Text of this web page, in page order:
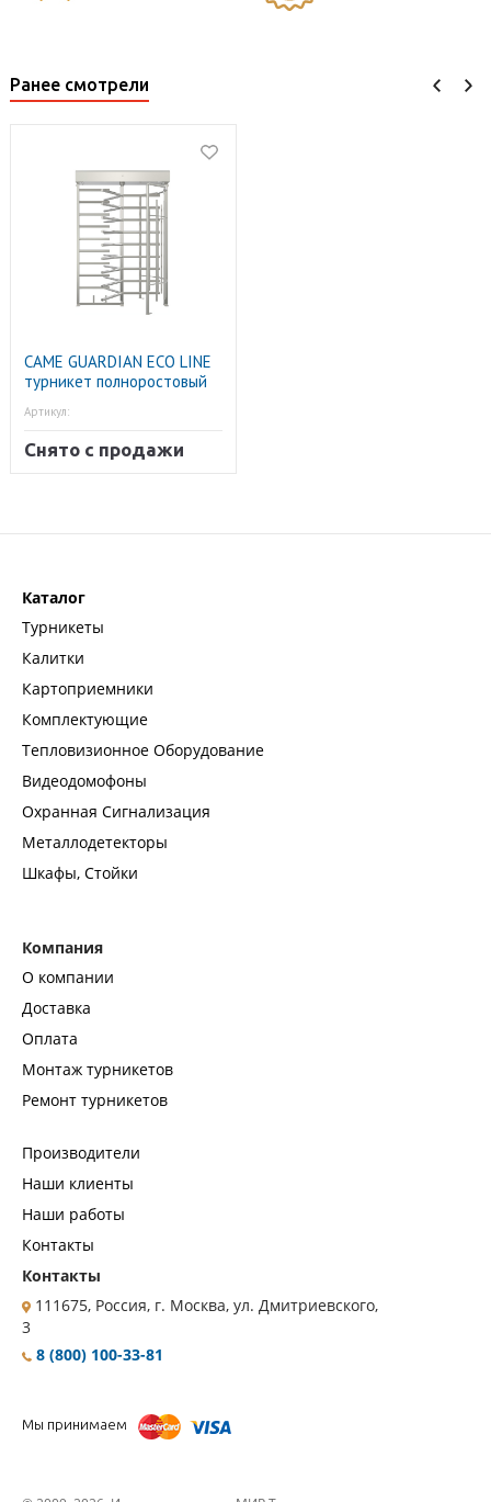
Ранее смотрели
CAME GUARDIAN ECO LINE
турникет полноростовый
Артикул:
Снято с продажи
Каталог
Турникеты
Калитки
Картоприемники
Комплектующие
Тепловизионное Оборудование
Видеодомофоны
Охранная Сигнализация
Металлодетекторы
Шкафы, Стойки
Компания
О компании
Доставка
Оплата
Монтаж турникетов
Ремонт турникетов
Производители
Наши клиенты
Наши работы
Контакты
Контакты
111675, Россия, г. Москва, ул. Дмитриевского,
3
8 (800) 100-33-81
Мы принимаем